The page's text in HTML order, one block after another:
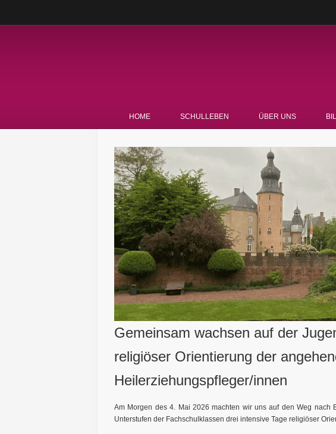
HOME SCHULLEBEN ÜBER UNS
Gemeinsam wachsen auf der
religiöser Orientierung der
Heilerziehungspfleger/innen
Am Morgen des 4. Mai 2026 machten wir uns auf den Weg nach
Unterstufen der Fachschulklassen drei intensive Tage religiöser